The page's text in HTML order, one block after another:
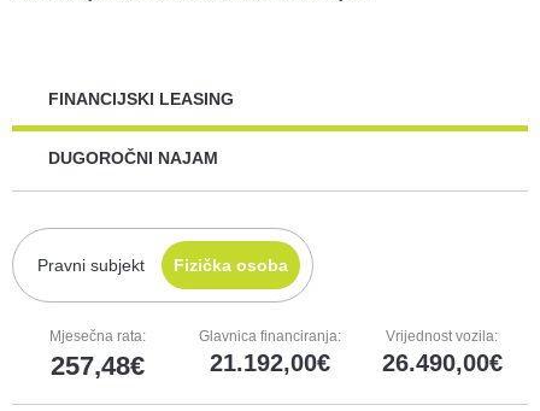
FINANCIJSKI LEASING
DUGOROČNI NAJAM
Pravni subjekt Fizička osoba
Mjesečna rata:
257,48
Glavnica financiranja:
21.192,00
Vrijednost vozila:
26.490,00